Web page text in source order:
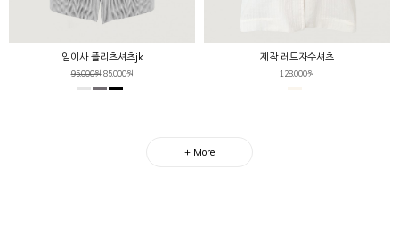
임이사 플리츠셔츠jk
95,000원85,000원
제작 레드자수셔츠
128,000원
+ More